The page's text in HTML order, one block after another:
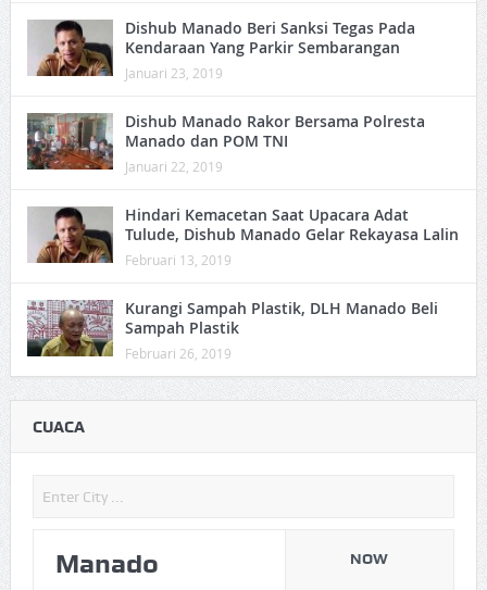
Dishub Manado Beri Sanksi Tegas Pada
Kendaraan Yang Parkir Sembarangan
Januari 23, 2019
Dishub Manado Rakor Bersama Polresta
Manado dan POM TNI
Januari 22, 2019
Hindari Kemacetan Saat Upacara Adat
Tulude, Dishub Manado Gelar Rekayasa Lalin
Februari 13, 2019
Kurangi Sampah Plastik, DLH Manado Beli
Sampah Plastik
Februari 26, 2019
CUACA
Manado NOW